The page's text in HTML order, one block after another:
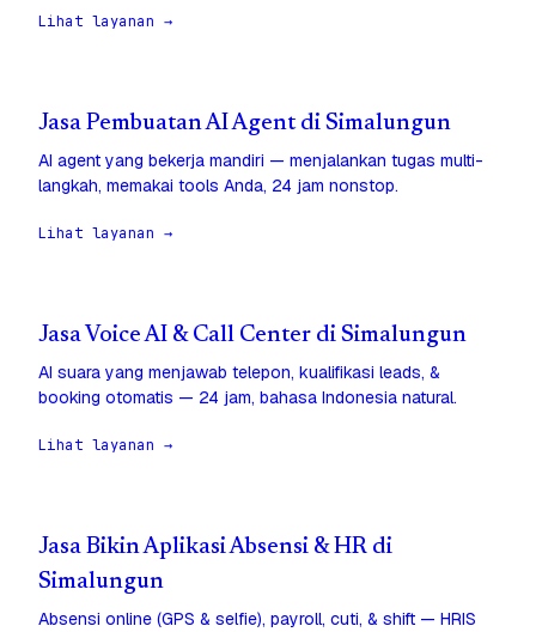
Lihat layanan →
Jasa Pembuatan AI Agent di Simalungun
AI agent yang bekerja mandiri — menjalankan tugas multi-
langkah, memakai tools Anda, 24 jam nonstop.
Lihat layanan →
Jasa Voice AI & Call Center di Simalungun
AI suara yang menjawab telepon, kualifikasi leads, &
booking otomatis — 24 jam, bahasa Indonesia natural.
Lihat layanan →
Jasa Bikin Aplikasi Absensi & HR di
Simalungun
Absensi online (GPS & selfie), payroll, cuti, & shift — HRIS